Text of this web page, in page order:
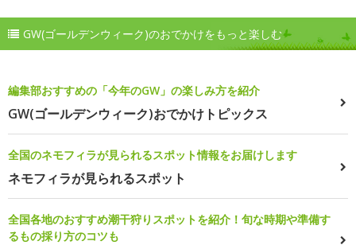
GW(ゴールデンウィーク)のおでかけをもっと楽しむ
編集部おすすめの「今年のGW」の楽しみ方を紹介
GW(ゴールデンウィーク)おでかけトピックス
全国のネモフィラが見られるスポット情報をお届けします
ネモフィラが見られるスポット
全国各地のおすすめ潮干狩りスポットを紹介！旬な時期や準備す
るもの採り方のコツも